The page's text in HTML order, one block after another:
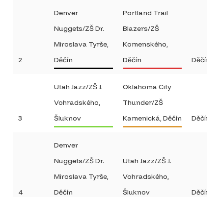
2
Denver
Nuggets/ZŠ Dr.
Miroslava Tyrše,
Děčín
Portland Trail
Blazers/ZŠ
Komenského,
Děčín
Děčín
3
Utah Jazz/ZŠ J.
Vohradského,
Šluknov
Oklahoma City
Thunder/ZŠ
Kamenická, Děčín
Děčín
4
Denver
Nuggets/ZŠ Dr.
Miroslava Tyrše,
Děčín
Utah Jazz/ZŠ J.
Vohradského,
Šluknov
Děčín